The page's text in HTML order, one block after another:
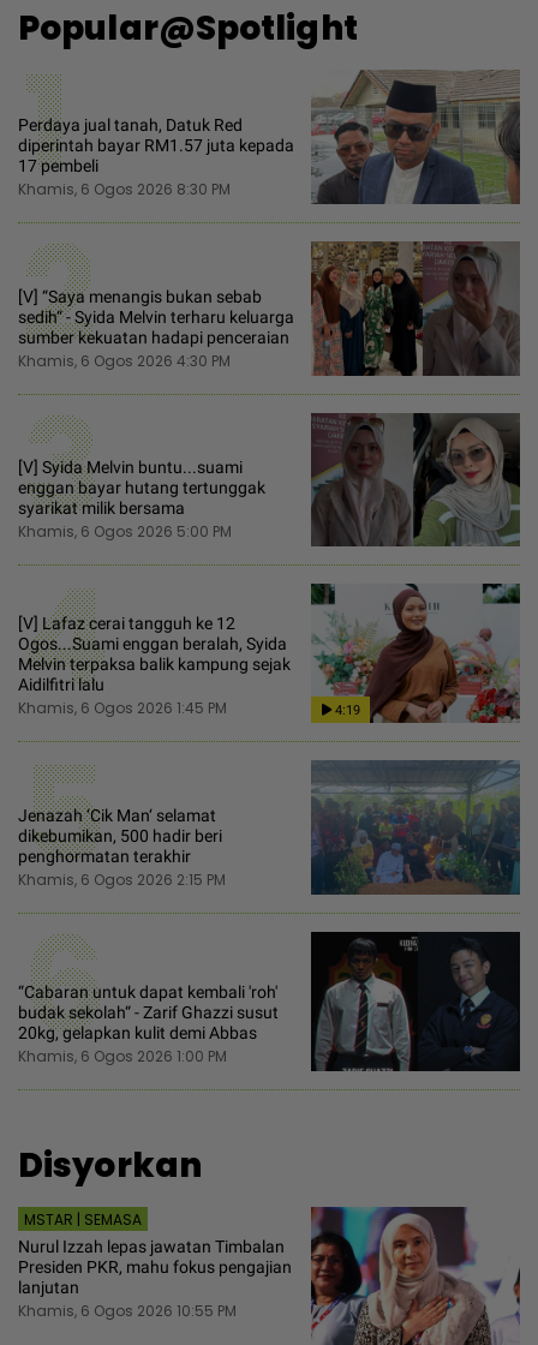
Popular@Spotlight
1
Perdaya jual tanah, Datuk Red
diperintah bayar RM1.57 juta kepada
17 pembeli
Khamis, 6 Ogos 2026 8:30 PM
2
[V] “Saya menangis bukan sebab
sedih“ - Syida Melvin terharu keluarga
sumber kekuatan hadapi penceraian
Khamis, 6 Ogos 2026 4:30 PM
3
[V] Syida Melvin buntu...suami
enggan bayar hutang tertunggak
syarikat milik bersama
Khamis, 6 Ogos 2026 5:00 PM
4
[V] Lafaz cerai tangguh ke 12
Ogos...Suami enggan beralah, Syida
Melvin terpaksa balik kampung sejak
Aidilfitri lalu
Khamis, 6 Ogos 2026 1:45 PM 4:19
5
Jenazah ‘Cik Man‘ selamat
dikebumikan, 500 hadir beri
penghormatan terakhir
Khamis, 6 Ogos 2026 2:15 PM
6
“Cabaran untuk dapat kembali 'roh'
budak sekolah“ - Zarif Ghazzi susut
20kg, gelapkan kulit demi Abbas
Khamis, 6 Ogos 2026 1:00 PM
Disyorkan
MSTAR | SEMASA
Nurul Izzah lepas jawatan Timbalan
Presiden PKR, mahu fokus pengajian
lanjutan
Khamis, 6 Ogos 2026 10:55 PM